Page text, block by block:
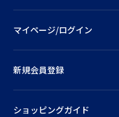
マイページ/ログイン
新規会員登録
ショッピングガイド